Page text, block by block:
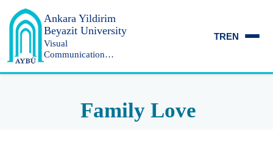
Ankara Yildirim
Beyazit University
Visual
Communication
TREN
Family Love